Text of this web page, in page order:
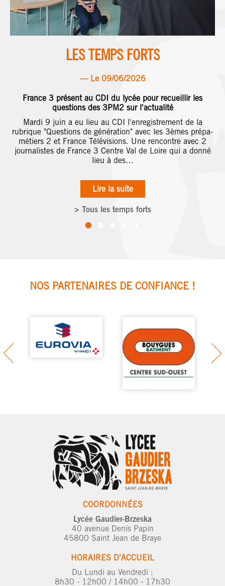
LES TEMPS FORTS
— Le 09/06/2026
France 3 présent au CDI du lycée pour recueillir les
questions des 3PM2 sur l'actualité
Mardi 9 juin a eu lieu au CDI l'enregistrement de la
rubrique "Questions de génération" avec les 3èmes prépa-
métiers 2 et France Télévisions. Une rencontre avec 2
journalistes de France 3 Centre Val de Loire qui a donné
lieu à des…
Lire la suite
> Tous les temps forts
NOS PARTENAIRES DE CONFIANCE !
COORDONNÉES
Lycée Gaudier-Brzeska
40 avenue Denis Papin
45800 Saint Jean de Braye
HORAIRES D'ACCUEIL
Du Lundi au Vendredi :
8h30 - 12h00 / 14h00 - 17h30